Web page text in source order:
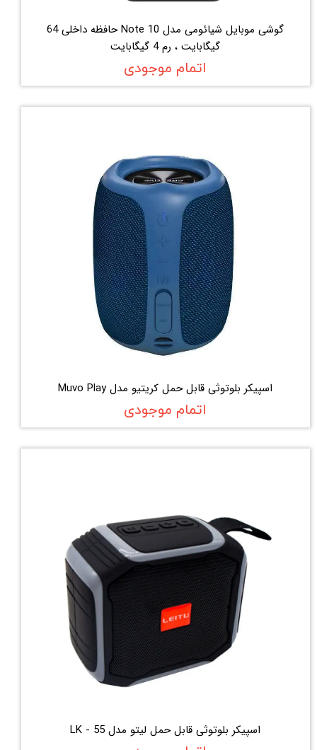
گوشی موبایل شیائومی مدل Note 10 حافظه داخلی 64
گیگابایت ، رم 4 گیگابایت
اتمام موجودی
اسپیکر بلوتوثی قابل حمل کریتیو مدل Muvo Play
اتمام موجودی
اسپیکر بلوتوثی قابل حمل لیتو مدل LK - 55